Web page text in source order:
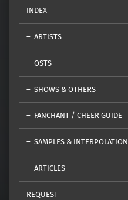
INDEX
ARTISTS
OSTS
SHOWS & OTHERS
FANCHANT / CHEER GUIDE
SAMPLES & INTERPOLATION
ARTICLES
REQUEST